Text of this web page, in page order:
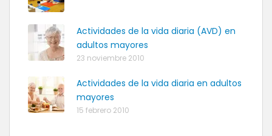
Actividades de la vida diaria (AVD) en
adultos mayores
23 noviembre 2010
Actividades de la vida diaria en adultos
mayores
15 febrero 2010